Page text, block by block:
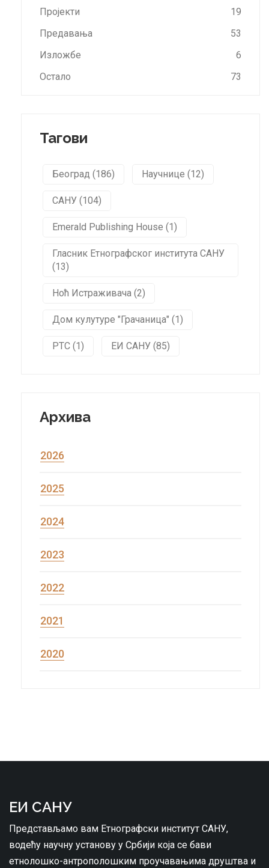
Пројекти
19
Предавања
53
Изложбе
6
Остало
73
Тагови
Београд (186) Научнице (12)
САНУ (104)
Emerald Publishing House (1)
Гласник Етнографског института САНУ
(13)
Ноћ Истраживача (2)
Дом кулутуре "Грачаница" (1)
РТС (1) ЕИ САНУ (85)
Архива
2026
2025
2024
2023
2022
2021
2020
ЕИ САНУ
Представљамо вам Етнографски институт САНУ,
водећу научну установу у Србији која се бави
етнолошко-антрополошким проучавањима друштва и